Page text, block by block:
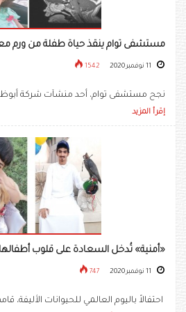
مستشفى توام ينقذ حياة طفلة من ورم
1542
نجح مستشفى توام، أحد منشآت شركة
إقرأ المزيد
«أمنية» تُدخل السعادة على قلوب أطفالها
747
احتفالاً باليوم العالمي للحيوانات